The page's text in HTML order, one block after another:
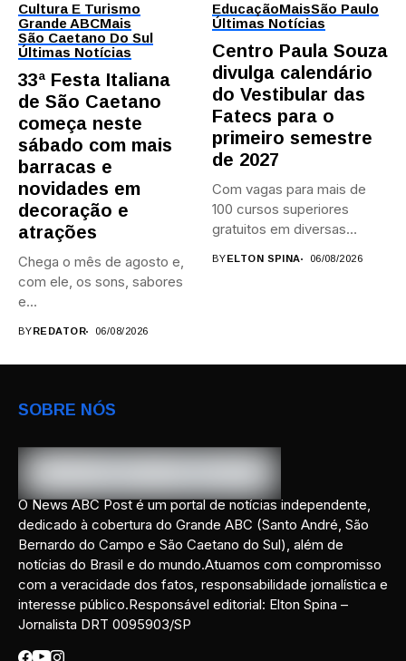
Cultura E Turismo
Grande ABCMais
São Caetano Do Sul
Últimas Notícias
33ª Festa Italiana
de São Caetano
começa neste
sábado com mais
barracas e
novidades em
decoração e
atrações
Chega o mês de agosto e,
com ele, os sons, sabores
e...
BYREDATOR 06/08/2026
EducaçãoMaisSão Paulo
Últimas Notícias
Centro Paula Souza
divulga calendário
do Vestibular das
Fatecs para o
primeiro semestre
de 2027
Com vagas para mais de
100 cursos superiores
gratuitos em diversas
BYELTON SPINA 06/08/2026
SOBRE NÓS
O News ABC Post é um portal de notícias independente,
dedicado à cobertura do Grande ABC (Santo André, São
Bernardo do Campo e São Caetano do Sul), além de
notícias do Brasil e do mundo.Atuamos com compromisso
com a veracidade dos fatos, responsabilidade jornalística e
interesse público.Responsável editorial: Elton Spina –
Jornalista DRT 0095903/SP